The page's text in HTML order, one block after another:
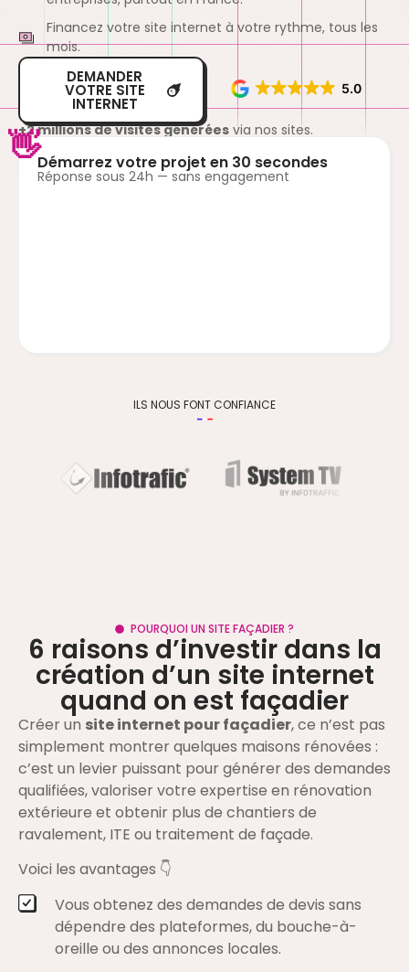
Financez votre site internet à votre rythme, tous les
mois.
DEMANDER
VOTRE SITE
INTERNET
5.0
+2 millions de visites générées via nos sites.
👋Démarrez votre projet en 30 secondes
Réponse sous 24h — sans engagement
ILS NOUS FONT CONFIANCE
POURQUOI UN SITE FAÇADIER ?
6 raisons d’investir dans la
création d’un site internet
quand on est façadier
Créer un site internet pour façadier, ce n’est pas
simplement montrer quelques maisons rénovées :
c’est un levier puissant pour générer des demandes
qualifiées, valoriser votre expertise en rénovation
extérieure et obtenir plus de chantiers de
ravalement, ITE ou traitement de façade.
Voici les avantages 👇
Vous obtenez des demandes de devis sans
dépendre des plateformes, du bouche-à-
oreille ou des annonces locales.